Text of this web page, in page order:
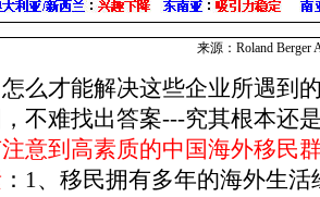
来源：Roland Berger
才能解决这些企业所遇到的
不难找出答案---究其根本还
意到高素质的中国海外移民
：1、移民拥有多年的海外生